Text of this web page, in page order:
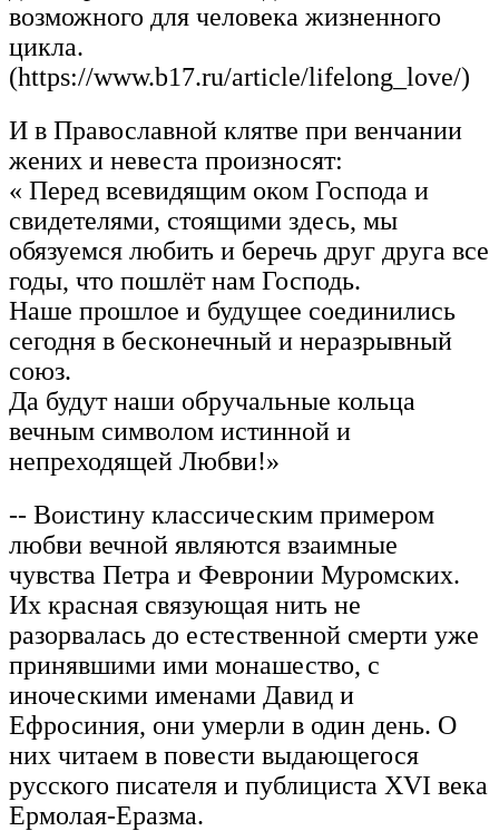
возможного для человека жизненного
цикла.
(https://www.b17.ru/article/lifelong_love/)
И в Православной клятве при венчании
жених и невеста произносят:
« Перед всевидящим оком Господа и
свидетелями, стоящими здесь, мы
обязуемся любить и беречь друг друга все
годы, что пошлёт нам Господь.
Наше прошлое и будущее соединились
сегодня в бесконечный и неразрывный
союз.
Да будут наши обручальные кольца
вечным символом истинной и
непреходящей Любви!»
-- Воистину классическим примером
любви вечной являются взаимные
чувства Петра и Февронии Муромских.
Их красная связующая нить не
разорвалась до естественной смерти уже
принявшими ими монашество, с
иноческими именами Давид и
Ефросиния, они умерли в один день. О
них читаем в повести выдающегося
русского писателя и публициста XVI века
Ермолая-Еразма.